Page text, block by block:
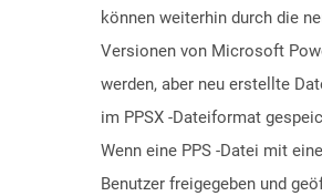
können weiterhin durch die
Versionen von Microsoft
werden, aber neu erstellte
im PPSX -Dateiformat
Wenn eine PPS -Datei mit
Benutzer freigegeben und